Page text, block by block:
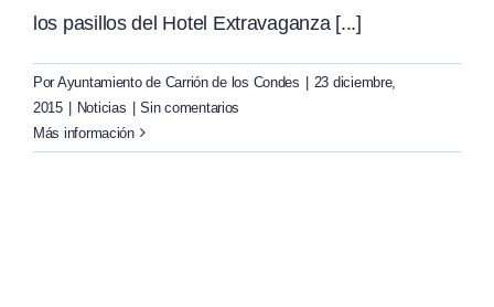
los pasillos del Hotel Extravaganza [...]
Por Ayuntamiento de Carrión de los Condes
23 diciembre,
2015
Noticias
Sin comentarios
Más información